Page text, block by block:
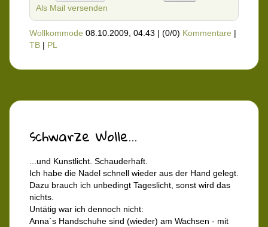
Als Mail versenden
Wollkommode 08.10.2009, 04.43 | (0/0) Kommentare |
TB | PL
schwarze Wolle...
...und Kunstlicht. Schauderhaft.
Ich habe die Nadel schnell wieder aus der Hand gelegt.
Dazu brauch ich unbedingt Tageslicht, sonst wird das
nichts.
Untätig war ich dennoch nicht:
Anna´s Handschuhe sind (wieder) am Wachsen - mit